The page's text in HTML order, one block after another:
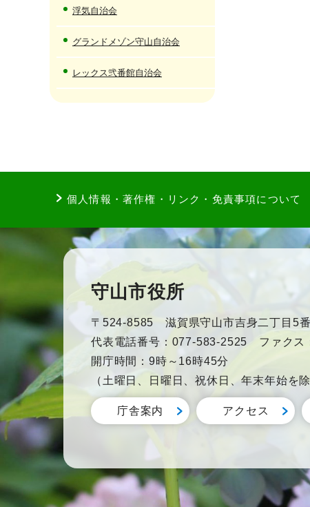
浮気自治会
グランドメゾン守山自治会
レックス弐番館自治会
個人情報・著作権・リンク・免責事項について
守山市役所
〒524-8585 滋賀県守山市吉身二丁目5
代表電話番号：077-583-2525 ファクス
開庁時間：9時～16時45分
（土曜日、日曜日、祝休日、年末年始を除
庁舎案内 アクセス